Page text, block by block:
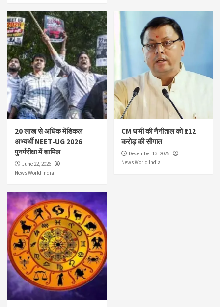
20 लाख से अधिक मेडिकल
अभ्यर्थी NEET-UG 2026
पुनर्परीक्षा में शामिल
June 22, 2026
News World India
CM धामी की नैनीताल को ₹112
करोड़ की सौगात
December 13, 2025
News World India